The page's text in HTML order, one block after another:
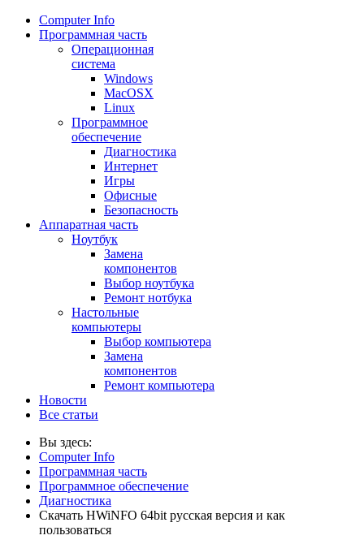
Сomputer Info
Программная часть
Операционная
система
Windows
MacOSX
Linux
Программное
обеспечение
Диагностика
Интернет
Игры
Офисные
Безопасность
Аппаратная часть
Ноутбук
Замена
компонентов
Выбор ноутбука
Ремонт нотбука
Настольные
компьютеры
Выбор компьютера
Замена
компонентов
Ремонт компьютера
Новости
Все статьи
Вы здесь:
Computer Info
Программная часть
Программное обеспечение
Диагностика
Скачать HWiNFO 64bit русская версия и как
пользоваться